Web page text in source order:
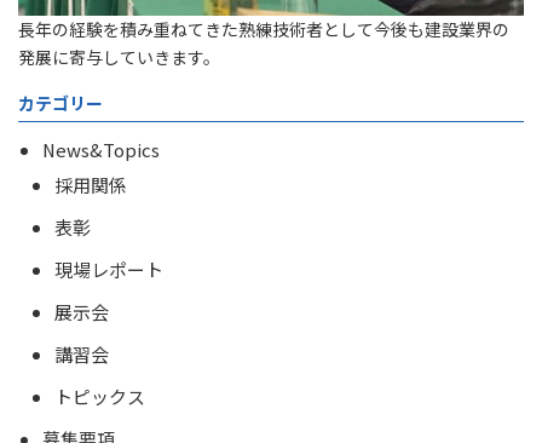
長年の経験を積み重ねてきた熟練技術者として今後も建設業界の
発展に寄与していきます。
カテゴリー
News&Topics
採用関係
表彰
現場レポート
展示会
講習会
トピックス